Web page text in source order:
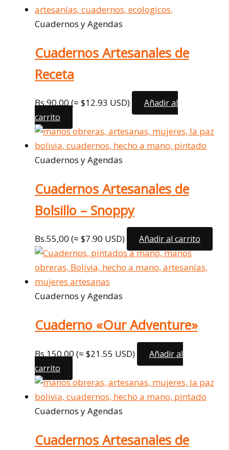
Cuadernos y Agendas
Cuadernos Artesanales de
Receta
Bs.90,00(≈ $12.93 USD)
Añadir al
carrito
Cuadernos y Agendas
Cuadernos Artesanales de
Bolsillo – Snoppy
Bs.55,00 (≈ $7.90 USD) Añadir al carrito
Cuadernos y Agendas
Cuaderno «Our Adventure»
Bs.150,00 (≈ $21.55 USD)
Añadir al
carrito
Cuadernos y Agendas
Cuadernos Artesanales de